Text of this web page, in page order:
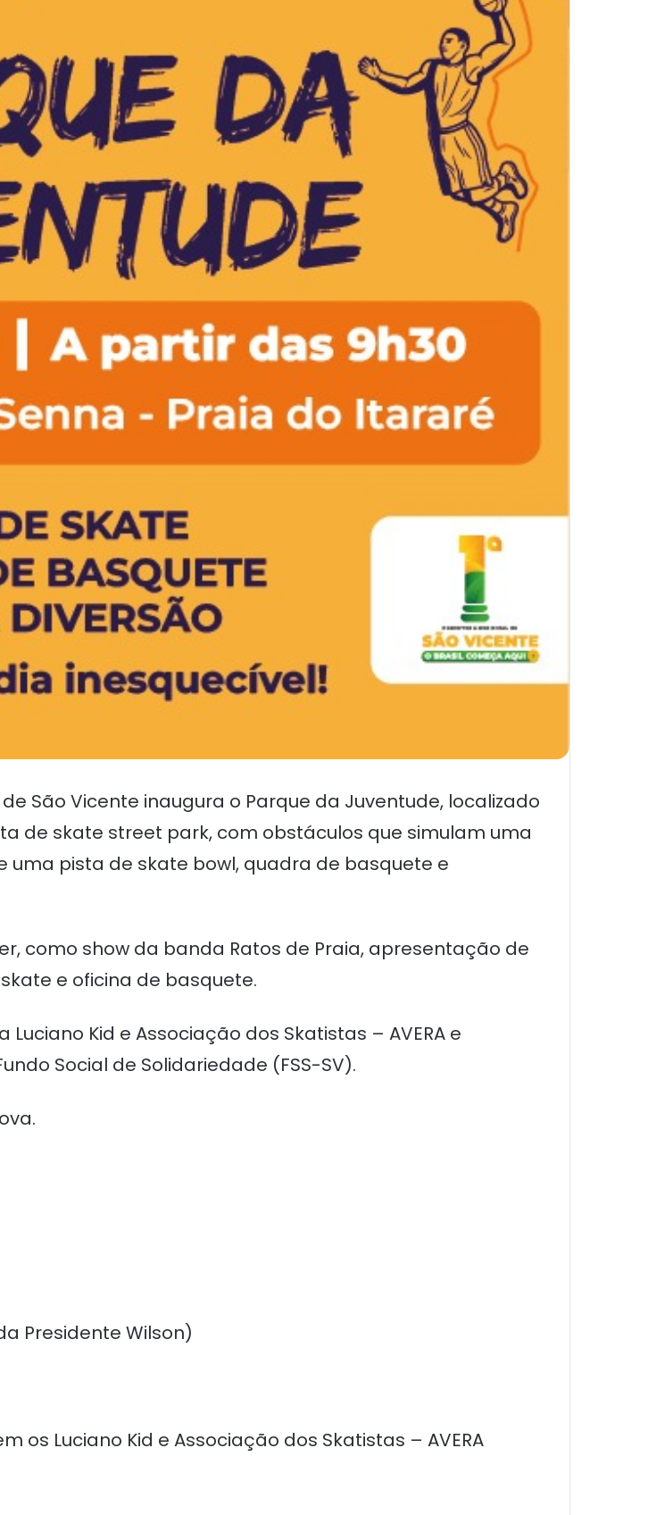
São Vicente inaugura o Parque da Juventude, localizado
de skate street park, com obstáculos que simulam uma
pista de skate bowl, quadra de basquete e
como show da banda Ratos de Praia, apresentação de
e oficina de basquete.
Kid e Associação dos Skatistas – AVERA e
Social de Solidariedade (FSS-SV).
Presidente Wilson)
Luciano Kid e Associação dos Skatistas – AVERA